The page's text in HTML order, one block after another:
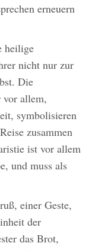
erneuern
heilige
nicht nur zur
Die
vor allem,
symbolisieren
zusammen
ist vor allem
und muss als
einer Geste,
der
das Brot,